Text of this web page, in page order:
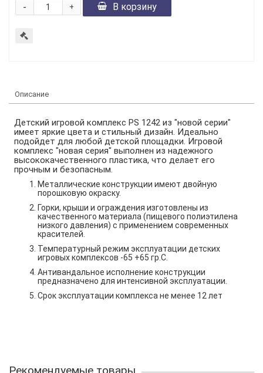
+
- В корзину
Описание
Детский игровой комплекс PS 1242 из "новой серии"
имеет яркие цвета и стильный дизайн. Идеально
подойдет для любой детской площадки. Игровой
комплекс "новая серия" выполнен из надежного
высококачественного пластика, что делает его
прочным и безопасным.
Металлические конструкции имеют двойную
порошковую окраску.
Горки, крыши и ограждения изготовлены из
качественного материала (пищевого полиэтилена
низкого давления) с применением современных
красителей.
Температурный режим эксплуатации детских
игровых комплексов -65 +65 гр.С.
Антивандальное исполнение конструкции
предназначено для интенсивной эксплуатации.
Срок эксплуатации комплекса не менее 12 лет
Рекомендуемые товары